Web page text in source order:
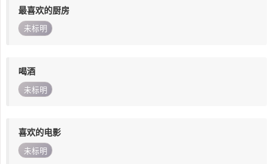
最喜欢的厨房
未标明
喝酒
未标明
喜欢的电影
未标明